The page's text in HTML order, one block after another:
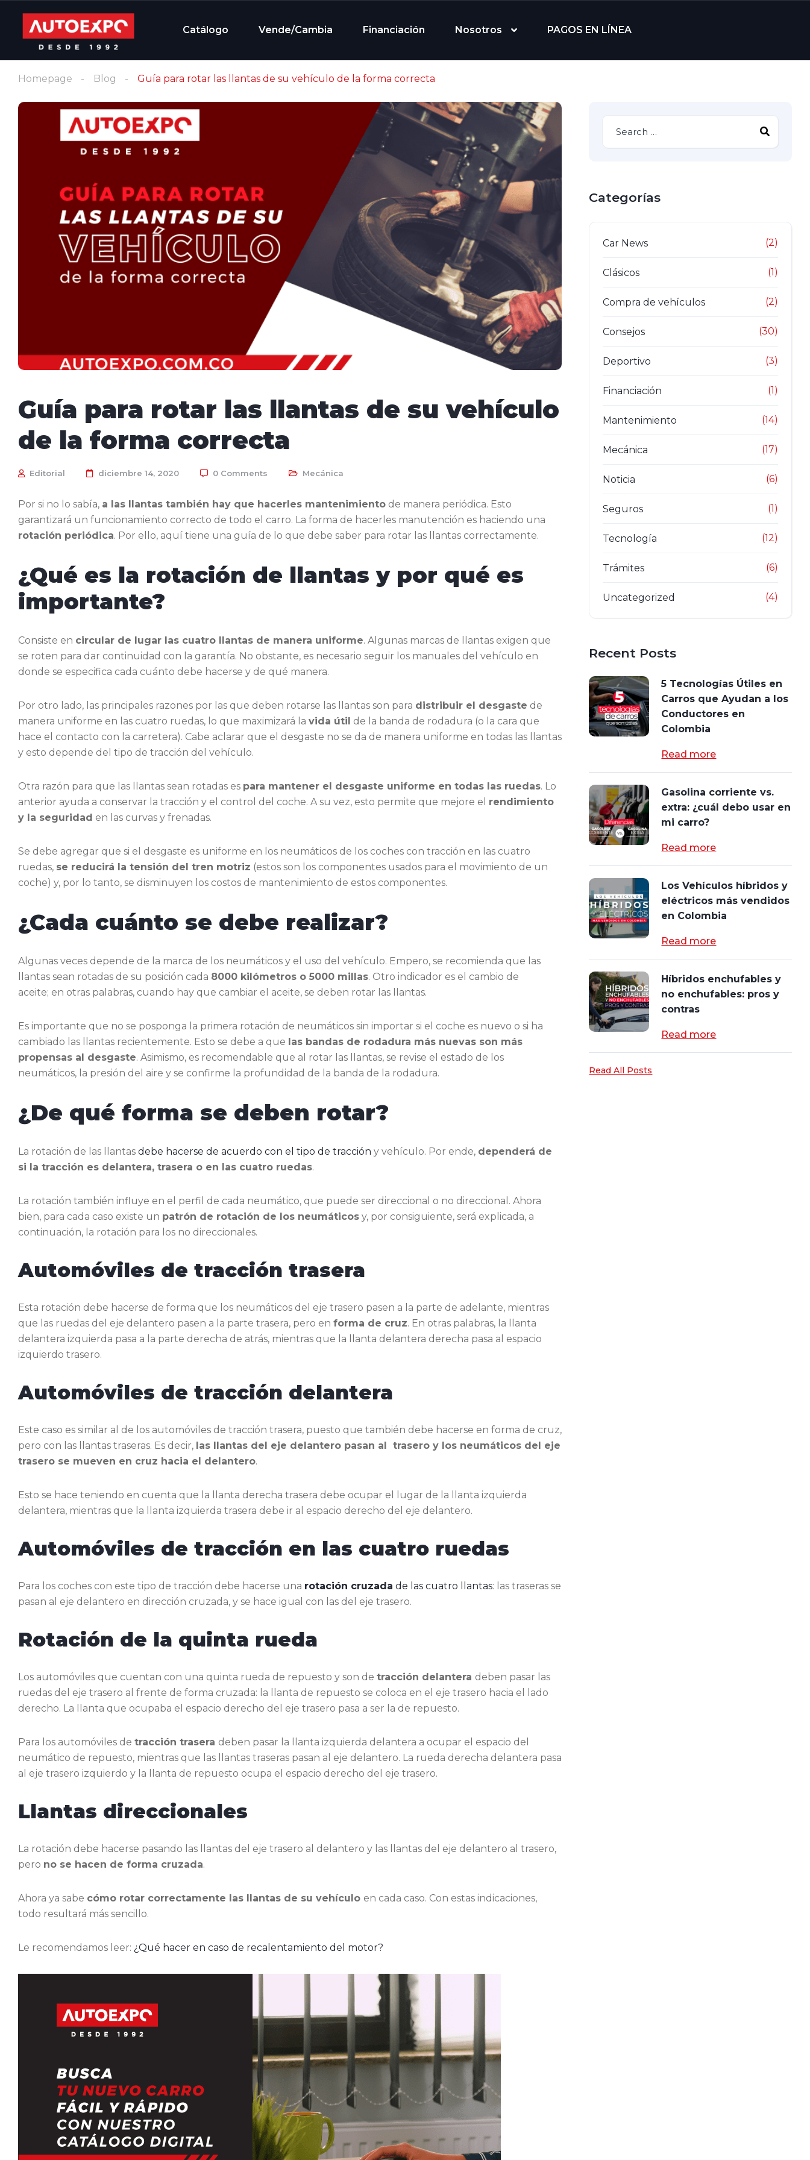
Catálogo Vende/Cambia Financiación Nosotros PAGOS EN LÍNEA
Homepage Blog Guía para rotar las llantas de su vehículo de la forma correcta
Guía para rotar las llantas de su vehículo
de la forma correcta
Editorial diciembre 14, 2020 0 Comments Mecánica
Por si no lo sabía, a las llantas también hay que hacerles mantenimiento de manera periódica. Esto
garantizará un funcionamiento correcto de todo el carro. La forma de hacerles manutención es haciendo una
rotación periódica. Por ello, aquí tiene una guía de lo que debe saber para rotar las llantas correctamente.
¿Qué es la rotación de llantas y por qué es
importante?
Consiste en circular de lugar las cuatro llantas de manera uniforme. Algunas marcas de llantas exigen que
se roten para dar continuidad con la garantía. No obstante, es necesario seguir los manuales del vehículo en
donde se especifica cada cuánto debe hacerse y de qué manera.
Por otro lado, las principales razones por las que deben rotarse las llantas son para distribuir el desgaste de
manera uniforme en las cuatro ruedas, lo que maximizará la vida útil de la banda de rodadura (o la cara que
hace el contacto con la carretera). Cabe aclarar que el desgaste no se da de manera uniforme en todas las llantas
y esto depende del tipo de tracción del vehículo.
Otra razón para que las llantas sean rotadas es para mantener el desgaste uniforme en todas las ruedas. Lo
anterior ayuda a conservar la tracción y el control del coche. A su vez, esto permite que mejore el rendimiento
y la seguridad en las curvas y frenadas.
Se debe agregar que si el desgaste es uniforme en los neumáticos de los coches con tracción en las cuatro
ruedas, se reducirá la tensión del tren motriz (estos son los componentes usados para el movimiento de un
coche) y, por lo tanto, se disminuyen los costos de mantenimiento de estos componentes.
¿Cada cuánto se debe realizar?
Algunas veces depende de la marca de los neumáticos y el uso del vehículo. Empero, se recomienda que las
llantas sean rotadas de su posición cada 8000 kilómetros o 5000 millas. Otro indicador es el cambio de
aceite; en otras palabras, cuando hay que cambiar el aceite, se deben rotar las llantas.
Es importante que no se posponga la primera rotación de neumáticos sin importar si el coche es nuevo o si ha
cambiado las llantas recientemente. Esto se debe a que las bandas de rodadura más nuevas son más
propensas al desgaste. Asimismo, es recomendable que al rotar las llantas, se revise el estado de los
neumáticos, la presión del aire y se confirme la profundidad de la banda de la rodadura.
¿De qué forma se deben rotar?
La rotación de las llantas debe hacerse de acuerdo con el tipo de tracción y vehículo. Por ende, dependerá de
si la tracción es delantera, trasera o en las cuatro ruedas.
La rotación también influye en el perfil de cada neumático, que puede ser direccional o no direccional. Ahora
bien, para cada caso existe un patrón de rotación de los neumáticos y, por consiguiente, será explicada, a
continuación, la rotación para los no direccionales.
Automóviles de tracción trasera
Esta rotación debe hacerse de forma que los neumáticos del eje trasero pasen a la parte de adelante, mientras
que las ruedas del eje delantero pasen a la parte trasera, pero en forma de cruz. En otras palabras, la llanta
delantera izquierda pasa a la parte derecha de atrás, mientras que la llanta delantera derecha pasa al espacio
izquierdo trasero.
Automóviles de tracción delantera
Este caso es similar al de los automóviles de tracción trasera, puesto que también debe hacerse en forma de cruz,
pero con las llantas traseras. Es decir, las llantas del eje delantero pasan al trasero y los neumáticos del eje
trasero se mueven en cruz hacia el delantero.
Esto se hace teniendo en cuenta que la llanta derecha trasera debe ocupar el lugar de la llanta izquierda
delantera, mientras que la llanta izquierda trasera debe ir al espacio derecho del eje delantero.
Automóviles de tracción en las cuatro ruedas
Para los coches con este tipo de tracción debe hacerse una rotación cruzada de las cuatro llantas: las traseras se
pasan al eje delantero en dirección cruzada, y se hace igual con las del eje trasero.
Rotación de la quinta rueda
Los automóviles que cuentan con una quinta rueda de repuesto y son de tracción delantera deben pasar las
ruedas del eje trasero al frente de forma cruzada: la llanta de repuesto se coloca en el eje trasero hacia el lado
derecho. La llanta que ocupaba el espacio derecho del eje trasero pasa a ser la de repuesto.
Para los automóviles de tracción trasera deben pasar la llanta izquierda delantera a ocupar el espacio del
neumático de repuesto, mientras que las llantas traseras pasan al eje delantero. La rueda derecha delantera pasa
al eje trasero izquierdo y la llanta de repuesto ocupa el espacio derecho del eje trasero.
Llantas direccionales
La rotación debe hacerse pasando las llantas del eje trasero al delantero y las llantas del eje delantero al trasero,
pero no se hacen de forma cruzada.
Ahora ya sabe cómo rotar correctamente las llantas de su vehículo en cada caso. Con estas indicaciones,
todo resultará más sencillo.
Le recomendamos leer: ¿Qué hacer en caso de recalentamiento del motor?
Categorías
Car News (2)
Clásicos (1)
Compra de vehículos (2)
Consejos (30)
Deportivo (3)
Financiación (1)
Mantenimiento (14)
Mecánica (17)
Noticia (6)
Seguros (1)
Tecnología (12)
Trámites (6)
Uncategorized (4)
Recent Posts
5 Tecnologías Útiles en
Carros que Ayudan a los
Conductores en
Colombia
Read more
Gasolina corriente vs.
extra: ¿cuál debo usar en
mi carro?
Read more
Los Vehículos híbridos y
eléctricos más vendidos
en Colombia
Read more
Híbridos enchufables y
no enchufables: pros y
contras
Read more
Read All Posts